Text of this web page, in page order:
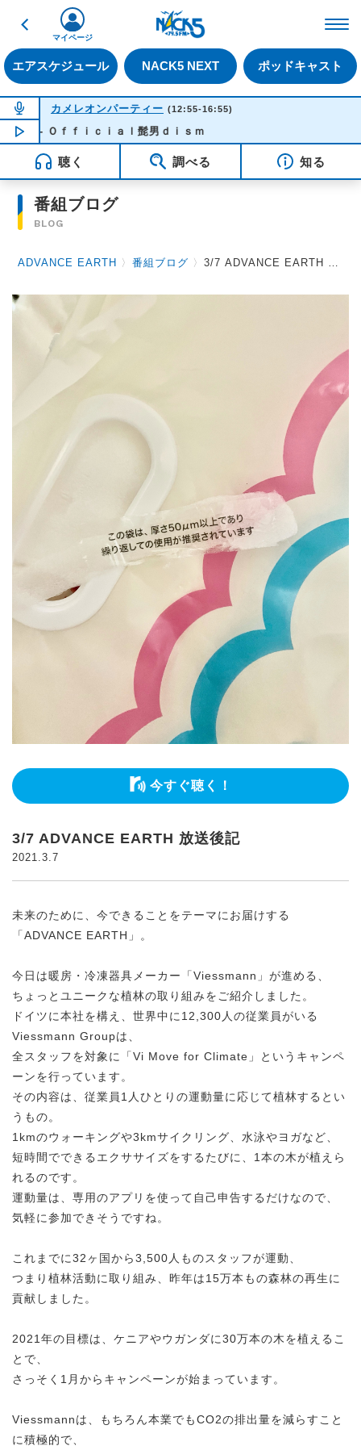
戻る
エアスケジュール NACK5 NEXT ポッドキャスト
マイページ
NOW ON AIR
カメレオンパーティー (12:55-16:55)
NOW PLAYING13:26
- Ｏｆｆｉｃｉａｌ髭男ｄｉｓｍ
聴く 調べる 知る
番組ブログ
BLOG
ADVANCE EARTH 〉番組ブログ 〉3/7 ADVANCE EARTH 放送後記
今すぐ聴く！
3/7 ADVANCE EARTH 放送後記
2021.3.7
未来のために、今できることをテーマにお届けする
「ADVANCE EARTH」。
今日は暖房・冷凍器具メーカー「Viessmann」が進める、
ちょっとユニークな植林の取り組みをご紹介しました。
ドイツに本社を構え、世界中に12,300人の従業員がいる
Viessmann Groupは、
全スタッフを対象に「Vi Move for Climate」というキャンペ
ーンを行っています。
その内容は、従業員1人ひとりの運動量に応じて植林するとい
うもの。
1kmのウォーキングや3kmサイクリング、水泳やヨガなど、
短時間でできるエクササイズをするたびに、1本の木が植えら
れるのです。
運動量は、専用のアプリを使って自己申告するだけなので、
気軽に参加できそうですね。
これまでに32ヶ国から3,500人ものスタッフが運動、
つまり植林活動に取り組み、昨年は15万本もの森林の再生に
貢献しました。
2021年の目標は、ケニアやウガンダに30万本の木を植えるこ
とで、
さっそく1月からキャンペーンが始まっています。
Viessmannは、もちろん本業でもCO2の排出量を減らすこと
に積極的で、